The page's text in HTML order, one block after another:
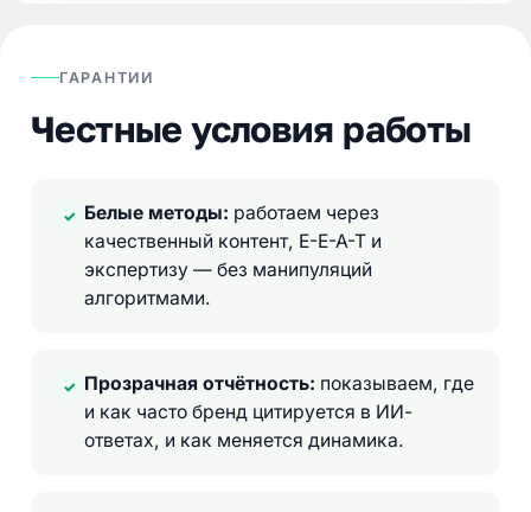
ГАРАНТИИ
Честные условия работы
✓ Белые методы: работаем через
качественный контент, E-E-A-T и
экспертизу — без манипуляций
алгоритмами.
✓ Прозрачная отчётность: показываем, где
и как часто бренд цитируется в ИИ-
ответах, и как меняется динамика.